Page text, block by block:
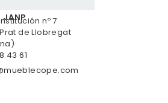
JANP
nº 7
de Llobregat
43 61